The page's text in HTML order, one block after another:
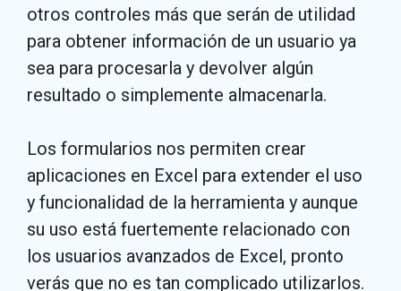
otros controles más que serán de utilidad
para obtener información de un usuario ya
sea para procesarla y devolver algún
resultado o simplemente almacenarla.
Los formularios nos permiten crear
aplicaciones en Excel para extender el uso
y funcionalidad de la herramienta y aunque
su uso está fuertemente relacionado con
los usuarios avanzados de Excel, pronto
verás que no es tan complicado utilizarlos.